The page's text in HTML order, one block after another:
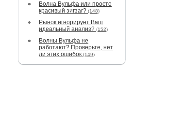
Волна Вульфа или просто
красивый зигзаг? (148)
Рынок игнорирует Ваш
идеальный анализ? (152)
Волны Вульфа не
работают? Проверьте, нет
ли этих ошибок (149)